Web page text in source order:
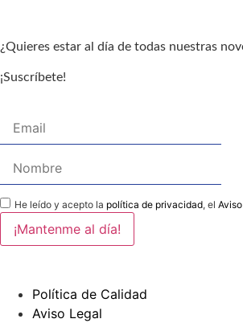
¿Quieres estar al día de todas nuestras
¡Suscríbete!
He leído y acepto la política de privacidad, el
Política de Calidad
Aviso Legal